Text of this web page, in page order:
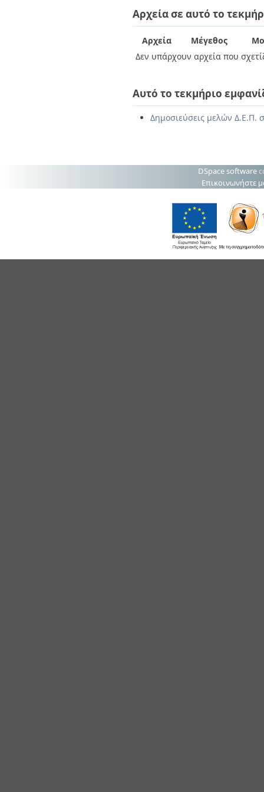
Αρχεία σε αυτό το
Αρχεία Μέγεθος
Δεν υπάρχουν αρχεία που
Αυτό το τεκμήριο
Δημοσιεύσεις μελών Δ.Ε.Π.
DSpace software
Επικοινωνήστε